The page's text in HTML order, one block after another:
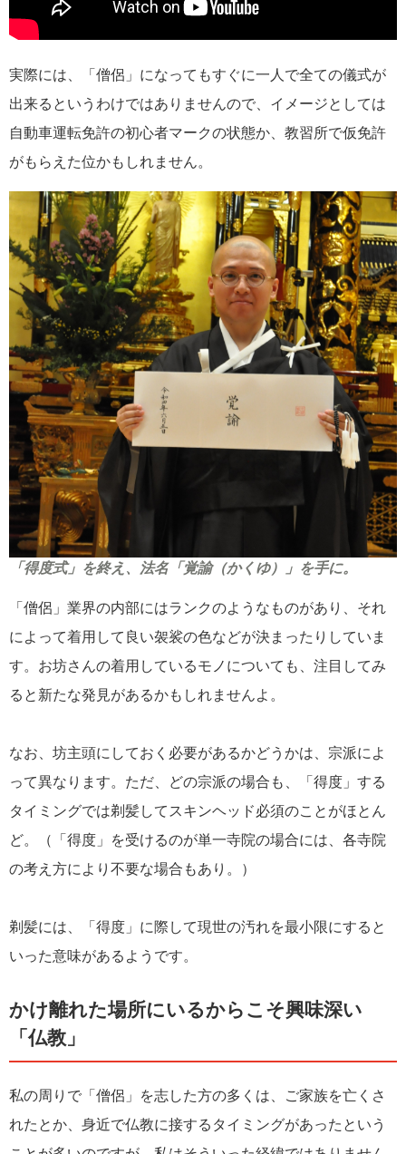
実際には、「僧侶」になってもすぐに一人で全ての儀式が
出来るというわけではありませんので、イメージとしては
自動車運転免許の初心者マークの状態か、教習所で仮免許
がもらえた位かもしれません。
「得度式」を終え、法名「覚諭（かくゆ）」を手に。
「僧侶」業界の内部にはランクのようなものがあり、それ
によって着用して良い袈裟の色などが決まったりしていま
す。お坊さんの着用しているモノについても、注目してみ
ると新たな発見があるかもしれませんよ。
なお、坊主頭にしておく必要があるかどうかは、宗派によ
って異なります。ただ、どの宗派の場合も、「得度」する
タイミングでは剃髪してスキンヘッド必須のことがほとん
ど。（「得度」を受けるのが単一寺院の場合には、各寺院
の考え方により不要な場合もあり。）
剃髪には、「得度」に際して現世の汚れを最小限にすると
いった意味があるようです。
かけ離れた場所にいるからこそ興味深い
「仏教」
私の周りで「僧侶」を志した方の多くは、ご家族を亡くさ
れたとか、身近で仏教に接するタイミングがあったという